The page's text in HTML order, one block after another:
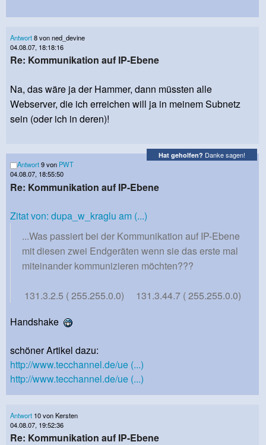
Antwort8 von ned_devine
04.08.07, 18:18:16
Re: Kommunikation auf IP-Ebene
Na, das wäre ja der Hammer, dann müssten alle
Webserver, die ich erreichen will ja in meinem Subnetz
sein (oder ich in deren)!
Hat geholfen? Danke sagen!
Antwort9 von PWT
04.08.07, 18:55:50
Re: Kommunikation auf IP-Ebene
Zitat von: dupa_w_kraglu am (...)
...Was passiert bei der Kommunikation auf IP-Ebene
mit diesen zwei Endgeräten wenn sie das erste mal
miteinander kommunizieren möchten???
131.3.2.5 ( 255.255.0.0) 131.3.44.7 ( 255.255.0.0)
Handshake
schöner Artikel dazu:
http://www.tecchannel.de/ue (...)
http://www.tecchannel.de/ue (...)
Antwort 10 von Kersten
04.08.07, 19:52:36
Re: Kommunikation auf IP-Ebene